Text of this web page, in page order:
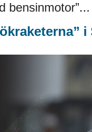
bensinmotor”...
i